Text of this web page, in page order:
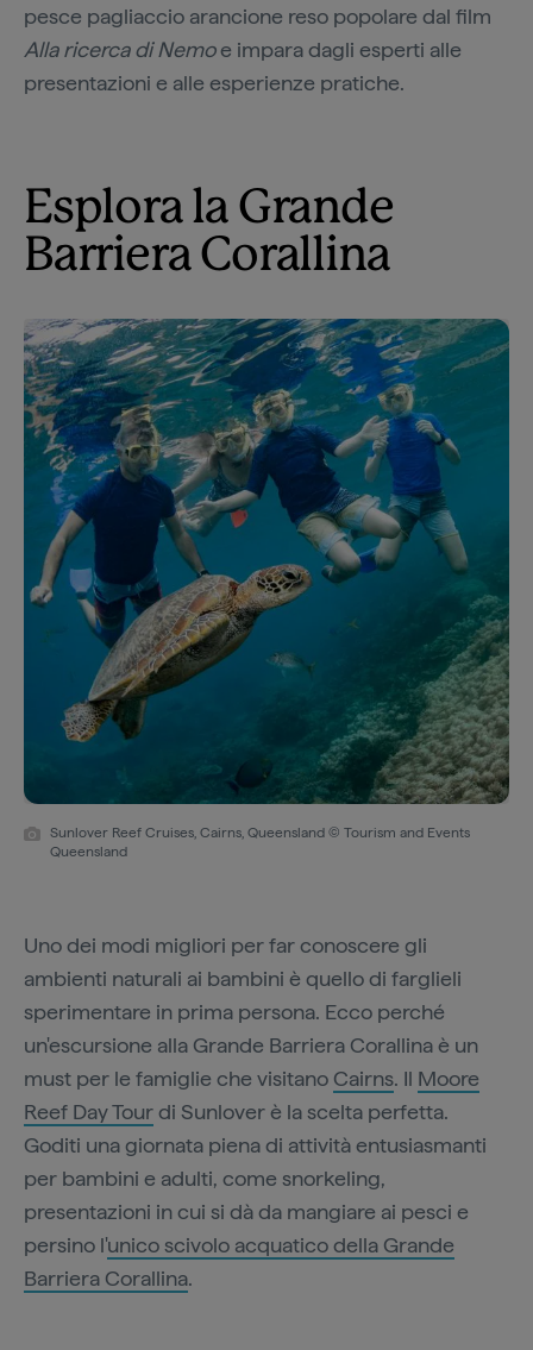
pesce pagliaccio arancione reso popolare dal film
Alla ricerca di Nemoe impara dagli esperti alle
presentazioni e alle esperienze pratiche.
Esplora la Grande
Barriera Corallina
Sunlover Reef Cruises, Cairns, Queensland © Tourism and Events
Queensland
Uno dei modi migliori per far conoscere gli
ambienti naturali ai bambini è quello di farglieli
sperimentare in prima persona. Ecco perché
un'escursione alla Grande Barriera Corallina è un
must per le famiglie che visitano Cairns. Il Moore
Reef Day Tourdi Sunlover è la scelta perfetta.
Goditi una giornata piena di attività entusiasmanti
per bambini e adulti, come snorkeling,
presentazioni in cui si dà da mangiare ai pesci e
persino l'unico scivolo acquatico della Grande
Barriera Corallina.